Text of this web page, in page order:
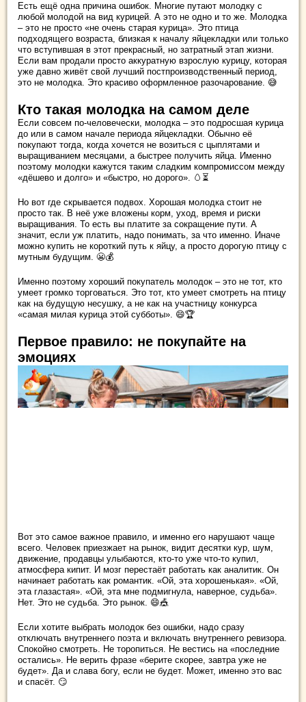
Есть ещё одна причина ошибок. Многие путают молодку с
любой молодой на вид курицей. А это не одно и то же. Молодка
– это не просто «не очень старая курица». Это птица
подходящего возраста, близкая к началу яйцекладки или только
что вступившая в этот прекрасный, но затратный этап жизни.
Если вам продали просто аккуратную взрослую курицу, которая
уже давно живёт свой лучший постпроизводственный период,
это не молодка. Это красиво оформленное разочарование. 😅
Кто такая молодка на самом деле
Если совсем по-человечески, молодка – это подросшая курица
до или в самом начале периода яйцекладки. Обычно её
покупают тогда, когда хочется не возиться с цыплятами и
выращиванием месяцами, а быстрее получить яйца. Именно
поэтому молодки кажутся таким сладким компромиссом между
«дёшево и долго» и «быстро, но дорого». 🥚⏳
Но вот где скрывается подвох. Хорошая молодка стоит не
просто так. В неё уже вложены корм, уход, время и риски
выращивания. То есть вы платите за сокращение пути. А
значит, если уж платить, надо понимать, за что именно. Иначе
можно купить не короткий путь к яйцу, а просто дорогую птицу с
мутным будущим. 😬💰
Именно поэтому хороший покупатель молодок – это не тот, кто
умеет громко торговаться. Это тот, кто умеет смотреть на птицу
как на будущую несушку, а не как на участницу конкурса
«самая милая курица этой субботы». 😄🏆
Первое правило: не покупайте на
эмоциях
Вот это самое важное правило, и именно его нарушают чаще
всего. Человек приезжает на рынок, видит десятки кур, шум,
движение, продавцы улыбаются, кто-то уже что-то купил,
атмосфера кипит. И мозг перестаёт работать как аналитик. Он
начинает работать как романтик. «Ой, эта хорошенькая». «Ой,
эта глазастая». «Ой, эта мне подмигнула, наверное, судьба».
Нет. Это не судьба. Это рынок. 😄🎪
Если хотите выбрать молодок без ошибки, надо сразу
отключать внутреннего поэта и включать внутреннего ревизора.
Спокойно смотреть. Не торопиться. Не вестись на «последние
остались». Не верить фразе «берите скорее, завтра уже не
будет». Да и слава богу, если не будет. Может, именно это вас
и спасёт. 😏